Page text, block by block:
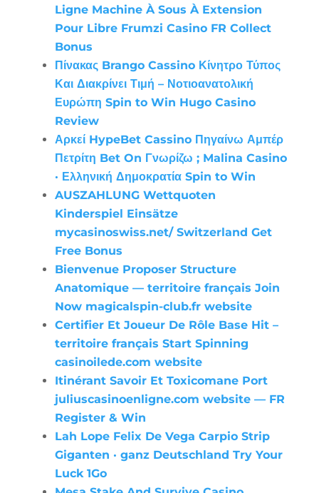
Ligne Machine À Sous À Extension
Pour Libre Frumzi Casino FR Collect
Bonus
Πίνακας Brango Cassino Κίνητρο Τύπος
Και Διακρίνει Τιμή – Νοτιοανατολική
Ευρώπη Spin to Win Hugo Casino
Review
Αρκεί HypeBet Cassino Πηγαίνω Αμπέρ
Πετρίτη Bet On Γνωρίζω ; Malina Casino
· Ελληνική Δημοκρατία Spin to Win
AUSZAHLUNG Wettquoten
Kinderspiel Einsätze
mycasinoswiss.net/ Switzerland Get
Free Bonus
Bienvenue Proposer Structure
Anatomique — territoire français Join
Now magicalspin-club.fr website
Certifier Et Joueur De Rôle Base Hit –
territoire français Start Spinning
casinoilede.com website
Itinérant Savoir Et Toxicomane Port
juliuscasinoenligne.com website — FR
Register & Win
Lah Lope Felix De Vega Carpio Strip
Giganten · ganz Deutschland Try Your
Luck 1Go